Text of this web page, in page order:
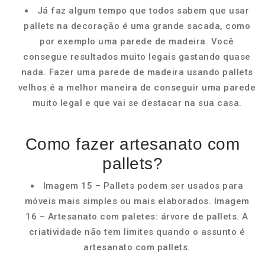
Já faz algum tempo que todos sabem que usar
pallets na decoração é uma grande sacada, como
por exemplo uma parede de madeira. Você
consegue resultados muito legais gastando quase
nada. Fazer uma parede de madeira usando pallets
velhos é a melhor maneira de conseguir uma parede
muito legal e que vai se destacar na sua casa.
Como fazer artesanato com
pallets?
Imagem 15 – Pallets podem ser usados para
móveis mais simples ou mais elaborados. Imagem
16 – Artesanato com paletes: árvore de pallets. A
criatividade não tem limites quando o assunto é
artesanato com pallets.